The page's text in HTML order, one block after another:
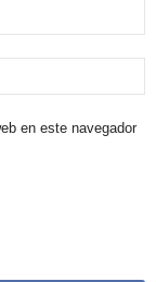
en este navegador